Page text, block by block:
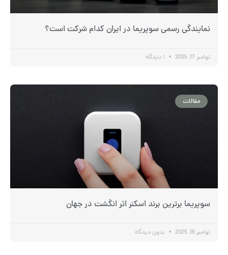
نمایندگی رسمی سوپریما در ایران کدام شرکت است؟
نوامبر 17, 2025
مقالات
سوپریما برترین برند اسکنر اثر انگشت در جهان
نوامبر 16, 2025 بدون دیدگاه